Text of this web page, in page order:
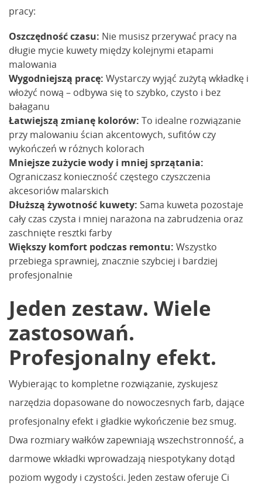
pracy:
Oszczędność czasu: Nie musisz przerywać pracy na
długie mycie kuwety między kolejnymi etapami
malowania
Wygodniejszą pracę: Wystarczy wyjąć zużytą wkładkę i
włożyć nową – odbywa się to szybko, czysto i bez
bałaganu
Łatwiejszą zmianę kolorów: To idealne rozwiązanie
przy malowaniu ścian akcentowych, sufitów czy
wykończeń w różnych kolorach
Mniejsze zużycie wody i mniej sprzątania:
Ograniczasz konieczność częstego czyszczenia
akcesoriów malarskich
Dłuższą żywotność kuwety: Sama kuweta pozostaje
cały czas czysta i mniej narażona na zabrudzenia oraz
zaschnięte resztki farby
Większy komfort podczas remontu: Wszystko
przebiega sprawniej, znacznie szybciej i bardziej
profesjonalnie
Jeden zestaw. Wiele
zastosowań.
Profesjonalny efekt.
Wybierając to kompletne rozwiązanie, zyskujesz
narzędzia dopasowane do nowoczesnych farb, dające
profesjonalny efekt i gładkie wykończenie bez smug.
Dwa rozmiary wałków zapewniają wszechstronność, a
darmowe wkładki wprowadzają niespotykany dotąd
poziom wygody i czystości. Jeden zestaw oferuje Ci